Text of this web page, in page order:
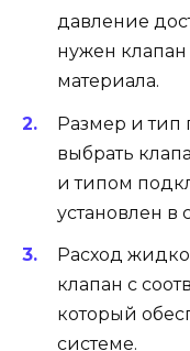
давление
нужен
материала.
Размер и
выбрать
и типом
установлен в
Расход
клапан с
который
системе.